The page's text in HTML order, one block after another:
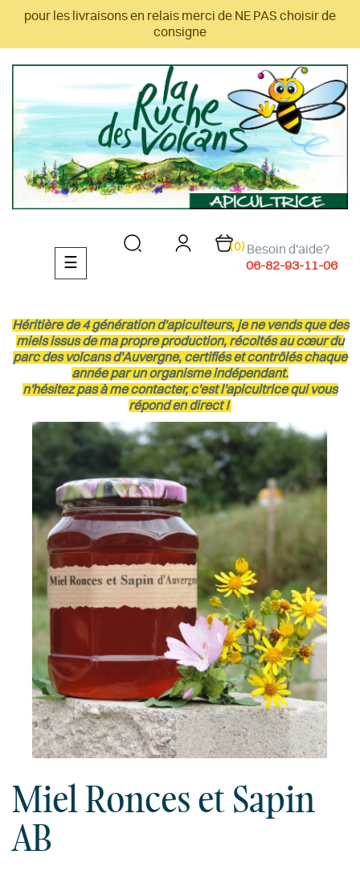
pour les livraisons en relais merci de NE PAS choisir de
consigne
Basculer
la
☰
(0) Besoin d'aide?
06-82-93-11-06
Héritière de 4 génération d'apiculteurs, je ne vends que des
miels issus de ma propre production, récoltés au cœur du
parc des volcans d'Auvergne, certifiés et contrôlés chaque
année par un organisme indépendant.
n'hésitez pas à me contacter, c'est l'apicultrice qui vous
répond en direct !
Miel Ronces et Sapin
AB